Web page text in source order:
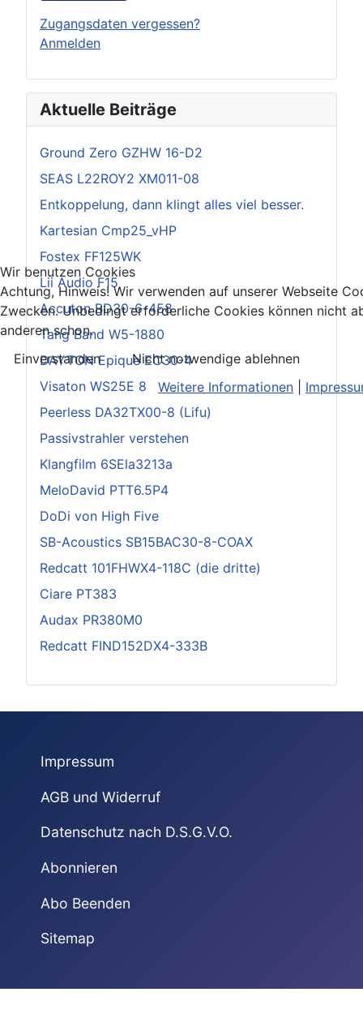
Zugangsdaten vergessen?
Anmelden
Aktuelle Beiträge
Ground Zero GZHW 16-D2
SEAS L22ROY2 XM011-08
Entkoppelung, dann klingt alles viel besser.
Kartesian Cmp25_vHP
Fostex FF125WK
Lii Audio F15
Accuton BD30-6-458
Tang Band W5-1880
DAYTON Epique EC30-4
Visaton WS25E 8
Peerless DA32TX00-8 (Lifu)
Passivstrahler verstehen
Klangfilm 6SEla3213a
MeloDavid PTT6.5P4
DoDi von High Five
SB-Acoustics SB15BAC30-8-COAX
Redcatt 101FHWX4-118C (die dritte)
Ciare PT383
Audax PR380M0
Redcatt FIND152DX4-333B
Impressum
AGB und Widerruf
Datenschutz nach D.S.G.V.O.
Abonnieren
Abo Beenden
Sitemap
Wir benutzen Cookies
Achtung, Hinweis! Wir verwenden auf unserer Webseite
Zwecken. Unbedingt erforderliche Cookies können nicht
anderen schon.
Einverstanden
Nicht notwendige ablehnen
Weitere Informationen